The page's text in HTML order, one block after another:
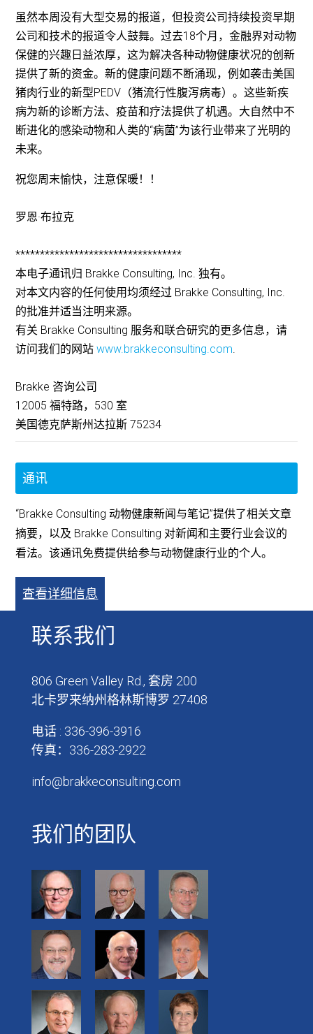
虽然本周没有大型交易的报道，但投资公司持续投资早期
公司和技术的报道令人鼓舞。过去18个月，金融界对动物
保健的兴趣日益浓厚，这为解决各种动物健康状况的创新
提供了新的资金。新的健康问题不断涌现，例如袭击美国
猪肉行业的新型PEDV（猪流行性腹泻病毒）。这些新疾
病为新的诊断方法、疫苗和疗法提供了机遇。大自然中不
断进化的感染动物和人类的“病菌”为该行业带来了光明的
未来。
祝您周末愉快，注意保暖！！
罗恩·布拉克
**********************************
本电子通讯归 Brakke Consulting, Inc. 独有。
对本文内容的任何使用均须经过 Brakke Consulting, Inc.
的批准并适当注明来源。
有关 Brakke Consulting 服务和联合研究的更多信息，请
访问我们的网站www.brakkeconsulting.com.
Brakke 咨询公司
12005 福特路，530 室
美国德克萨斯州达拉斯 75234
通讯
“Brakke Consulting 动物健康新闻与笔记”提供了相关文章
摘要，以及 Brakke Consulting 对新闻和主要行业会议的
看法。该通讯免费提供给参与动物健康行业的个人。
查看详细信息
联系我们
806 Green Valley Rd., 套房 200
北卡罗来纳州格林斯博罗 27408
电话 : 336-396-3916
传真：336-283-2922
info@brakkeconsulting.com
我们的团队